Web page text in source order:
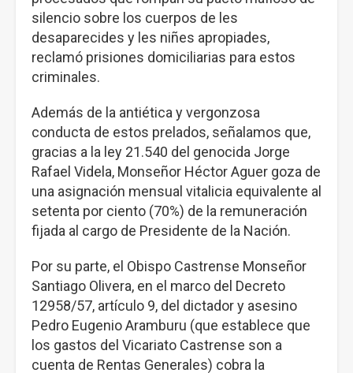
silencio sobre los cuerpos de les
desaparecides y les niñes apropiades,
reclamó prisiones domiciliarias para estos
criminales.
Además de la antiética y vergonzosa
conducta de estos prelados, señalamos que,
gracias a la ley 21.540 del genocida Jorge
Rafael Videla, Monseñor Héctor Aguer goza de
una asignación mensual vitalicia equivalente al
setenta por ciento (70%) de la remuneración
fijada al cargo de Presidente de la Nación.
Por su parte, el Obispo Castrense Monseñor
Santiago Olivera, en el marco del Decreto
12958/57, artículo 9, del dictador y asesino
Pedro Eugenio Aramburu (que establece que
los gastos del Vicariato Castrense son a
cuenta de Rentas Generales) cobra la